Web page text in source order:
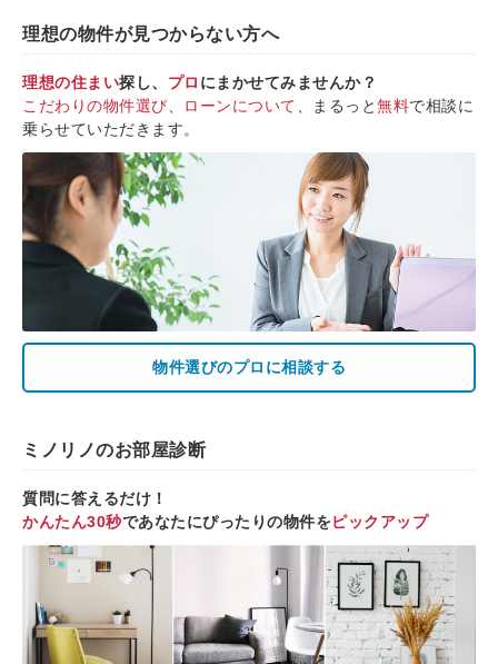
理想の物件が見つからない方へ
理想の住まい探し、 プロ にまかせてみませんか？
こだわりの物件選び
ローンについて 、まるっと無料で相談に
乗らせていただきます。
物件選びのプロに相談する
ミノリノのお部屋診断
質問に答えるだけ！
かんたん30秒であなたにぴったりの物件をピックアップ